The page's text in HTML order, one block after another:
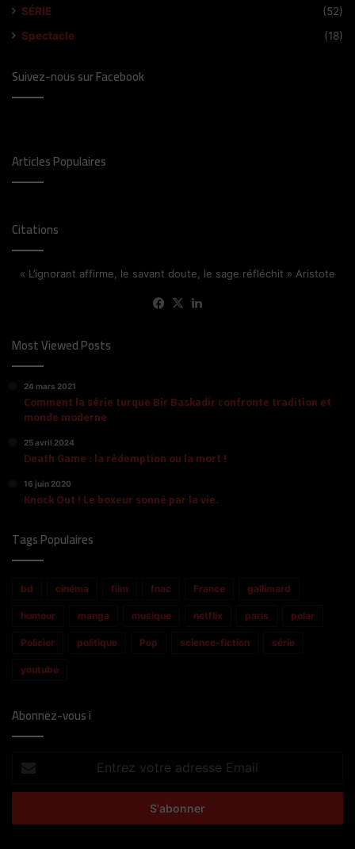
SÉRIE
(52)
Spectacle
(18)
Suivez-nous sur Facebook
Articles Populaires
Citations
« L’ignorant affirme, le savant doute, le sage réfléchit » Aristote
Facebook
X
Most Viewed Posts
24 mars 2021
Comment la série turque Bir Baskadir confronte tradition et
monde moderne
25 avril 2024
Death Game : la rédemption ou la mort !
16 juin 2020
Knock Out ! Le boxeur sonné par la vie.
Tags Populaires
bd cinéma film fnac France gallimard
humour manga musique netflix paris polar
Policier politique Pop science-fiction série
youtube
Abonnez-vous i
adresse